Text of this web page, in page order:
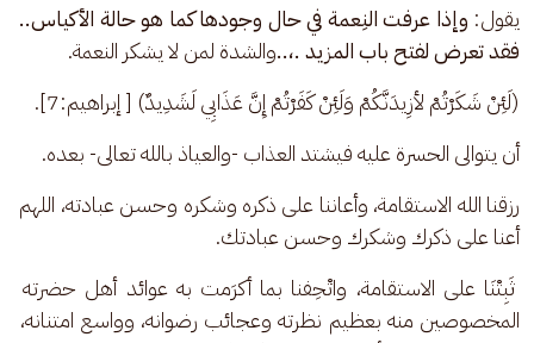
يقول: وإذا عرفت النِعمة في حال وجودها كما هو حالة الأكياس..
فقد تعرض لفتح باب المزيد .،..والشدة لمن لا يشكر النعمة.
(لَئِنْ شَكَرْتُمْ لأزِيدَنَّكُمْ وَلَئِنْ كَفَرْتُمْ إِنَّ عَذَابِي لَشَدِيدٌ) [ إبراهيم:7].
أن يتوالى الحسرة عليه فيشتد العذاب -والعياذ بالله تعالى- بعده.
رزقنا الله الاستقامة، وأعاننا على ذكره وشكره وحسن عبادته، اللهم
أعنا على ذكرك وشكرك وحسن عبادتك.
ثَبِتْنَا على الاستقامة، واتْحِفنا بما أكرَمت به عوائد أهل حضرته
المخصوصين منه بعظيم نظرته وعجائب رضوانه، وواسع امتنانه،